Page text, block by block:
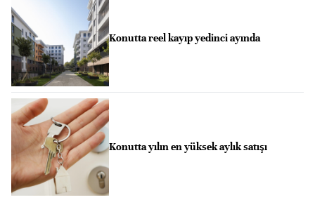
Konutta reel kayıp yedinci ayında
Konutta yılın en yüksek aylık satışı